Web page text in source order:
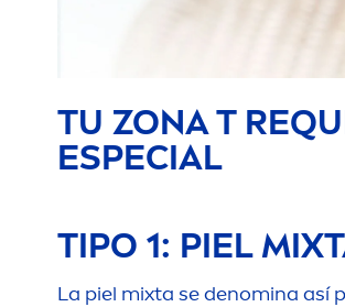
TU ZONA T
ESPECIAL
TIPO 1: PIEL
La piel mixta se denomina así